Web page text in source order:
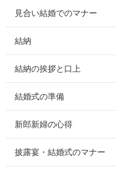
見合い結婚でのマナー
結納
結納の挨拶と口上
結婚式の準備
新郎新婦の心得
披露宴・結婚式のマナー